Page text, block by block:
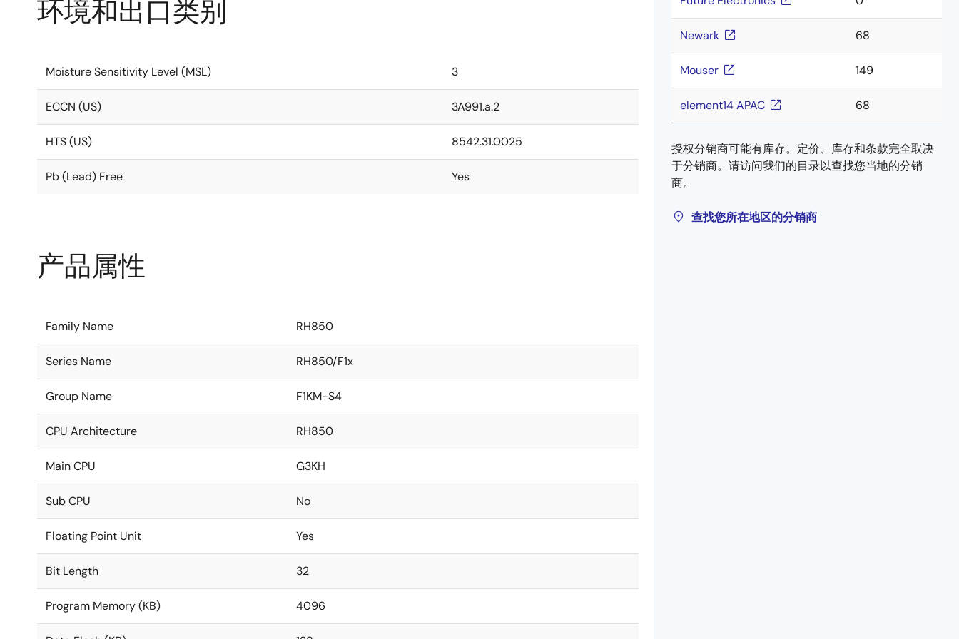
Newark 68
Mouser 149
element14 APAC 68
授权分销商可能有库存。定价、库存和条款完全取决
于分销商。请访问我们的目录以查找您当地的分销
商。
查找您所在地区的分销商
环境和出口类别
Moisture Sensitivity Level (MSL) 3
ECCN (US) 3A991.a.2
HTS (US) 8542.31.0025
Pb (Lead) Free Yes
产品属性
Family Name RH850
Series Name RH850/F1x
Group Name F1KM-S4
CPU Architecture RH850
Main CPU G3KH
Sub CPU No
Floating Point Unit Yes
Bit Length 32
Program Memory (KB) 4096